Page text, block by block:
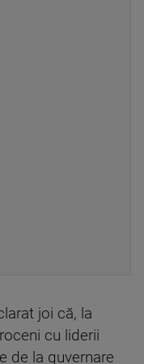
joi că, la
cu liderii
de la guvernare